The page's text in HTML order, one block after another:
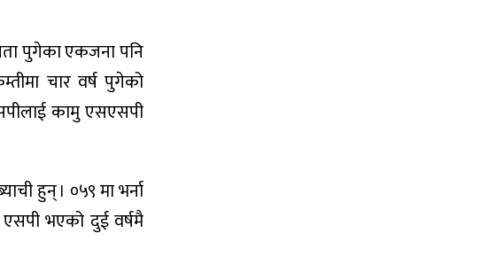
पुगेका एकजना पनि
चार वर्ष पुगेको
कामु एसएसपी
हुन् । ०५९ मा भर्ना
भएको दुई वर्षमै